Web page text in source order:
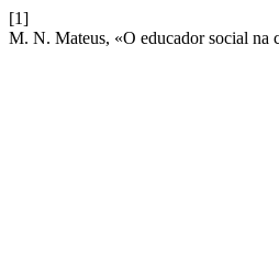
[1]
M. N. Mateus, «O educador social na